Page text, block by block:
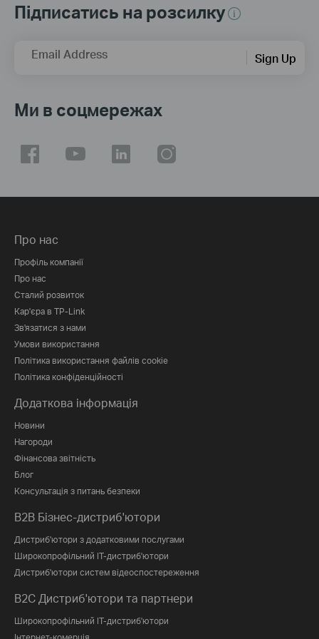
Підписатись на розсилку
Email Address Sign Up
Ми в соцмережах
Про нас
Профіль компанії
Про нас
Сталий розвиток
Кар'єра в TP-Link
Зв'язатися з нами
Умови використання
Політика використання файлів cookie
Політика конфіденційності
Додаткова інформація
Новини
Нагороди
Фінансова звітність
Блог
Консультація з питань безпеки
B2B Бізнес-дистриб'ютори
Дистриб'ютори з додатковими послугами
Широкопрофільний IT-дистриб'ютори
Дистриб'ютори систем відеоспостереження
B2C Дистриб'ютори та партнери
Широкопрофільний IT-дистриб'ютори